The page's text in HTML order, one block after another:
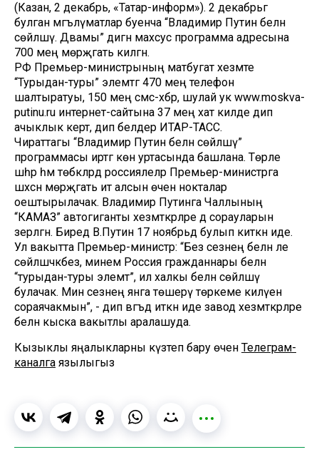
(Казан, 2 декабрь, «Татар-информ»). 2 декабрьгә
булган мәгълүматлар буенча “Владимир Путин белән
сөйләшү. Дәвамы” дигән махсус программа адресына
700 мең мөрәҗәгать килгән.
РФ Премьер-министрының матбугат хезмәте
“Турыдан-туры” элемтәгә 470 мең телефон
шалтыратуы, 150 мең смс-хәбәр, шулай ук www.moskva-
putinu.ru интернет-сайтына 37 мең хат килде дип
ачыклык кертә, дип белдерә ИТАР-ТАСС.
Чираттагы “Владимир Путин белән сөйләшү”
программасы иртәгә көн уртасында башлана. Төрле
шәһәр һәм төбәкләрдә россиялеләр Премьер-министрга
шәхсән мөрәҗәгать итә алсын өчен нокталар
оештырылачак. Владимир Путинга Чаллының
“КАМАЗ” автогиганты хезмәткәрләре дә сорауларын
әзерләгән. Биредә В.Путин 17 ноябрьдә булып киткән иде.
Ул вакытта Премьер-министр: “Без сезнең белән әле
сөйләшәчәкбез, минем Россия гражданнары белән
“турыдан-туры элемтә”, ил халкы белән сөйләшү
булачак. Мин сезнең янга төшерү төркеме килүен
сораячакмын”, - дип вәгъдә иткән иде завод хезмәткәрләре
белән кыска вакытлы аралашуда.
Кызыклы яңалыкларны күзәтеп бару өчен Телеграм-
каналга язылыгыз